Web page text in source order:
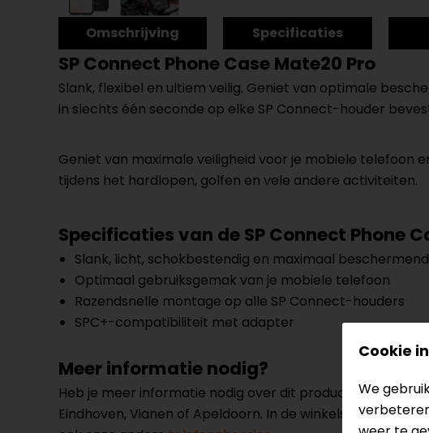
Omschrijving Specificaties
SP Connect Phone Case Mate20 Pro
Slank, flexibel en ultiem veilig. Geniet van optimale
in slechts één seconde op elke SP Connect-houder
Geniet van maximale veiligheid voor je mobiele telefoon
tijdens het hardlopen, golfen en vele andere activiteiten.
Specificaties van de SP Connect Phone
Slank, licht, schokbestendig en maximaal beschermend
Optimaal gebruiksgemak van je mobiele telefoon
Razendsnelle montage op alle SP Connect-houders
SPC+-compatibiliteit met adapter
Meer informatie nodig?
Heb je meer informatie nodig over dit product? Neem
Eindhoven, Vianen of Apeldoorn. In de winkels kun je
Cookie
We